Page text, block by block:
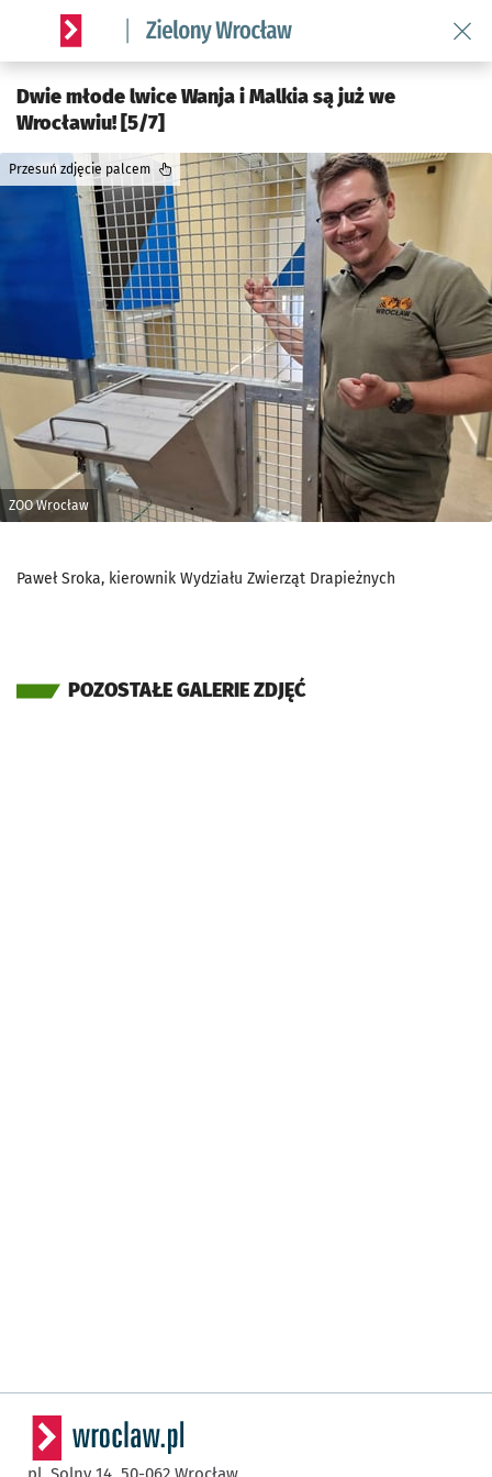
Serwis informacyjny wroclaw.pl podserwis: Środowisko we
Dwie młode lwice Wanja i Malkia są już we
Wrocławiu! [5/7]
ZOO Wrocław
Przesuń zdjęcie palcem
Paweł Sroka, kierownik Wydziału Zwierząt Drapieżnych
POZOSTAŁE GALERIE ZDJĘĆ